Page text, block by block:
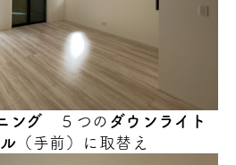
ング ５つの ダウンライト
（手前）に取替え